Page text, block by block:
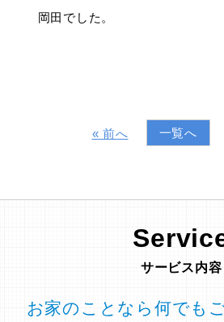
岡田でした。
« 前へ 一覧へ
サービス内容
お家のことなら何でも